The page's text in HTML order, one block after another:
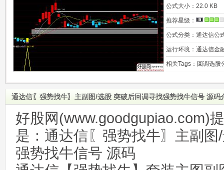
公式大小： 22.0 KB
推荐星级：
公式分类： 通达信公
运行环境： 通达信金
相关Tags： 回调选股
通达信〖强势找牛〗主副图/选股 突破后回调寻找强势找牛信号 源码
好股网(www.goodgupiao.com)
是：通达信〖强势找牛〗主副
强势找牛信号 源码